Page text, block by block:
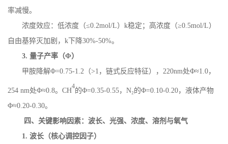
率减慢。
浓度效应：低浓度（≤0.2mol/L） k稳定；高浓度（≥0.5mol/L）
自由基猝灭加剧， k 下降30%-50%。
3.量子产率（Φ）
甲胺降解Φ=0.75-1.2 （>1 ，链式反应特征）， 220nm处Φ≈1.0，
254 nm处Φ≈0.8。 CH
4
的Φ=0.35-0.55， N₂的Φ=0.10-0.20，液体产物
Φ≈0.20-0.30。
四、关键影响因素：波长、光强、浓度、溶剂与氧气
1.波长（核心调控因子）